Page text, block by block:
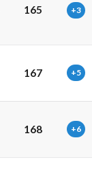
165 +3
167 +5
168 +6